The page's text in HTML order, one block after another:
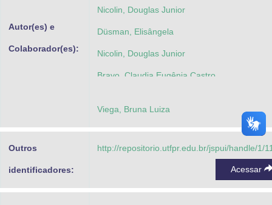
Autor(es) e
Colaborador(es):
Nicolin, Douglas Junior
Düsman, Elisângela
Nicolin, Douglas Junior
Bravo, Claudia Eugênia Castro
Viega, Bruna Luiza
Outros
identificadores:
http://repositorio.utfpr.edu.br/jspui/handle/1/
Acessar